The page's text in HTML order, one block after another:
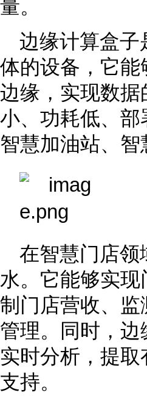
量。
边缘计算盒子
体的设备，它
边缘，实现数
小、功耗低、
智慧加油站、
在智慧门店领
水。它能够实
制门店营收、
管理。同时，
实时分析，提
支持。